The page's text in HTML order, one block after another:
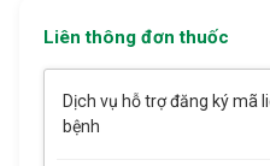
Liên thông đơn thuốc
Dịch vụ hỗ trợ đăng ký mã
bệnh